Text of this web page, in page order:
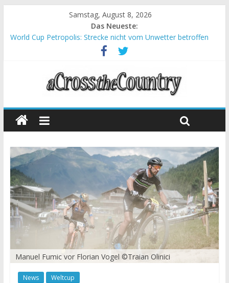
Samstag, August 8, 2026
Das Neueste:
World Cup Petropolis: Strecke nicht vom Unwetter betroffen
Krumbach und Obergessertshausen: Mountainbike-Bundesliga
Supercup Massi Banyoles: Siege für Carod und Richards
Halbzeit beim Andalucia Bike Race: Weltmeister Seewald führt
Chelva: Schweizer Doppelsieg beim ersten XCO-Rennen der
Manuel Fumic vor Florian Vogel ©Traian Olinici
News Weltcup